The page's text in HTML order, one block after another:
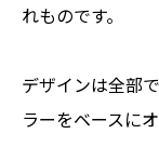
れものです。
デザインは全部
ラーをベースに